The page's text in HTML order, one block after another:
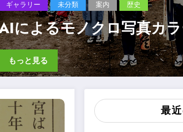
ギャラリー 富士宮市 富士山 案内
富士宮市春の花報告
もっと見る
最